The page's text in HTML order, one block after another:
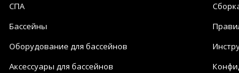
СПА
Бассейны
Оборудование для бассейнов
Аксессуары для бассейнов